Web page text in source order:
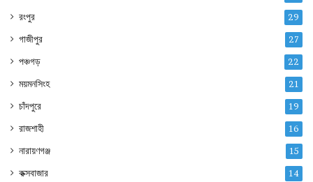
রংপুর 29
গাজীপুর 27
পঞ্চগড় 22
ময়মনসিংহ 21
চাঁদপুরে 19
রাজশাহী 16
নারায়ণগঞ্জ 15
কক্সবাজার 14